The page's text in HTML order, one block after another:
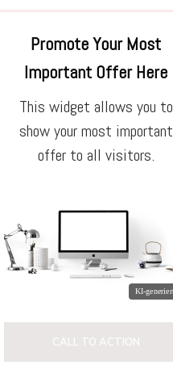
Promote Your Most
Important Offer Here
This widget allows you to
show your most important
offer to all visitors.
CALL TO ACTION